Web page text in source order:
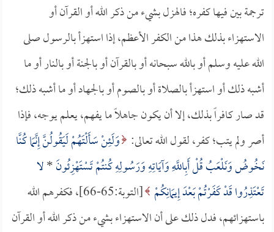
ترجمة بين فيها كفره؛ فالهزل بشيء من ذكر الله أو القرآن أو
الاستهزاء بذلك هذا من الكفر الأعظم، إذا استهزأ بالرسول صلى
الله عليه وسلم أو بالله سبحانه أو بالقرآن أو بالجنة أو بالنار أو ما
أشبه ذلك أو استهزأ بالصلاة أو بالصوم أو بالجهاد أو ما أشبه ذلك؛
قد صار كافراً بذلك، إلا أن يكون جاهلاً ما يفهم، يعلم يوجه، فإذا
أصر ولم يتب؛ كفر، لقول الله تعالى: وَلَئِنْ سَأَلْتَهُمْ لَيَقُولُنَّ إِنَّمَا كُنَّا
نَخُوضُ وَنَلْعَبُ قُلْ أَبِاللَّهِ وَآيَاتِهِ وَرَسُولِهِ كُنتُمْ تَسْتَهْزِئُونَ*لا
تَعْتَذِرُوا قَدْ كَفَرْتُمْ بَعْدَ إِيمَانِكُمْ
[التوبة:65-66]، فكفرهم الله
باستهزائهم، فدل ذلك على أن الاستهزاء بشيء من ذكر الله أو القرآن